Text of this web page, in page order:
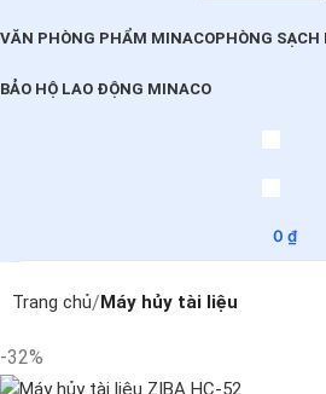
VĂN PHÒNG PHẨM MINACOPHÒNG SẠCH
BẢO HỘ LAO ĐỘNG MINACO
0 ₫
Trang chủ Máy hủy tài liệu
-32%